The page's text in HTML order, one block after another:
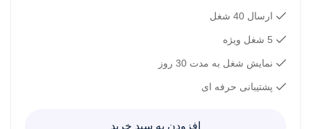
ارسال 40 شغل
5 شغل ویژه
نمایش شغل به مدت 30 روز
پشتیبانی حرفه ای
افزودن به سبد خرید